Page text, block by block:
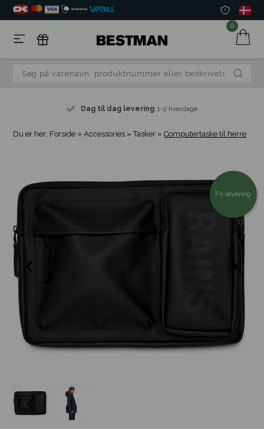
0
Dag til dag levering 1-2 hverdage
Du er her: Forside »Accessories »Tasker »Computertaske til herre
Fri levering